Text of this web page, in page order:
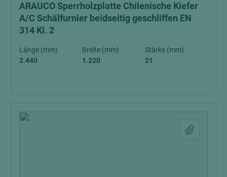
ARAUCO Sperrholzplatte Chilenische Kiefer
A/C Schälfurnier beidseitig geschliffen EN
314 Kl. 2
Länge (mm)
2.440
Breite (mm)
1.220
Stärke (mm)
21